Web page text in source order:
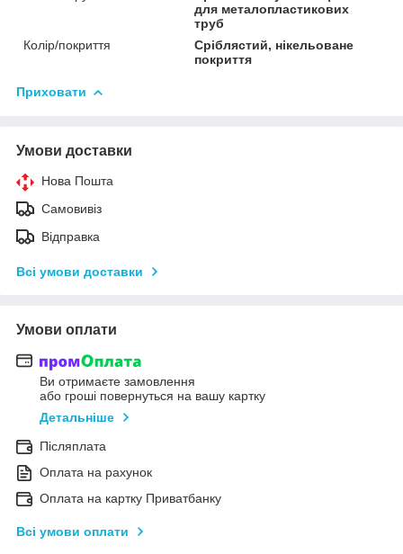
для металопластикових
труб
Колір/покриття
Сріблястий, нікельоване
покриття
Приховати
Умови доставки
Нова Пошта
Самовивіз
Відправка
Всі умови доставки
Умови оплати
Ви отримаєте замовлення
або гроші повернуться на вашу картку
Детальніше
Післяплата
Оплата на рахунок
Оплата на картку Приватбанку
Всі умови оплати